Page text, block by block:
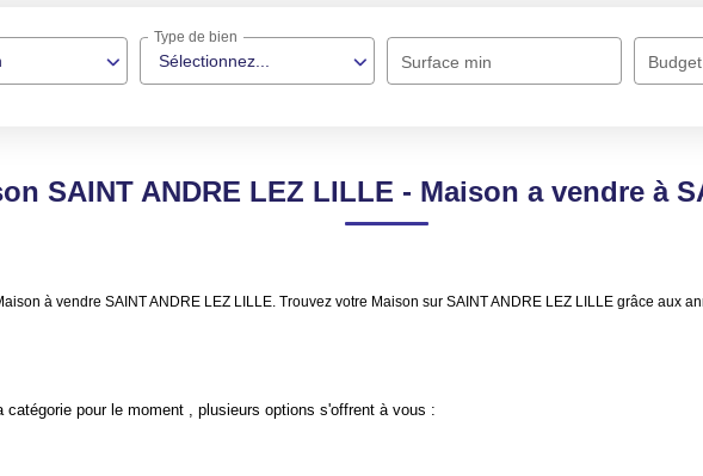
Sélectionnez...
Type de bien
Surface min
SAINT ANDRE LEZ LILLE - Maison a vendre à
à vendre SAINT ANDRE LEZ LILLE. Trouvez votre Maison sur SAINT ANDRE LEZ LILLE grâce aux
pour le moment , plusieurs options s'offrent à vous :